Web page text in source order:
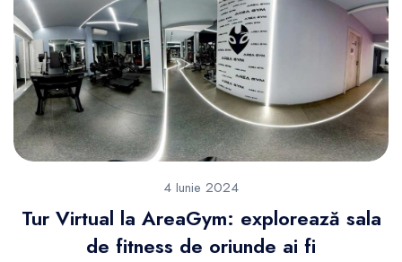
4 Iunie 2024
Tur Virtual la AreaGym: explorează sala
de fitness de oriunde ai fi